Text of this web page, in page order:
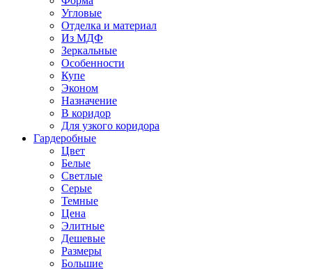
Угловые
Отделка и материал
Из МДФ
Зеркальные
Особенности
Купе
Эконом
Назначение
В коридор
Для узкого коридора
Гардеробные
Цвет
Белые
Светлые
Серые
Темные
Цена
Элитные
Дешевые
Размеры
Большие